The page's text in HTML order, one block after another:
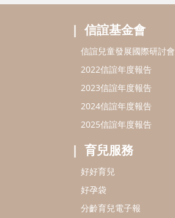
信誼基金會
信誼兒童發展國際研討會
2022信誼年度報告
2023信誼年度報告
2024信誼年度報告
2025信誼年度報告
育兒服務
好好育兒
好孕袋
分齡育兒電子報